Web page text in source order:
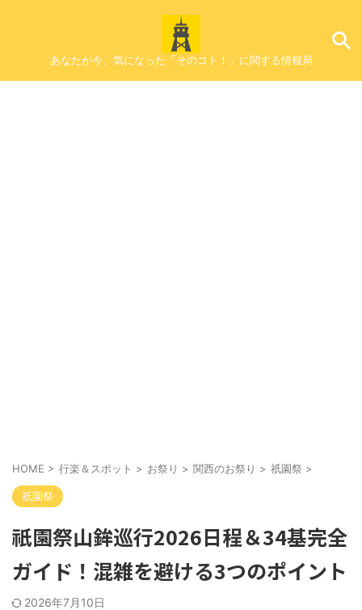
あなたが今、気になった「そのコト！」に関する情報局
HOME > 行楽＆スポット > お祭り > 関西のお祭り > 祇園祭 >
祇園祭
祇園祭山鉾巡行2026日程＆34基完全
ガイド！混雑を避ける3つのポイント
2026年7月10日